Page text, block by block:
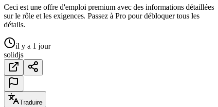
Ceci est une offre d'emploi premium avec des informations détaillées
sur le rôle et les exigences. Passez à Pro pour débloquer tous les
détails.
il y a 1 jour
solidjs
Traduire